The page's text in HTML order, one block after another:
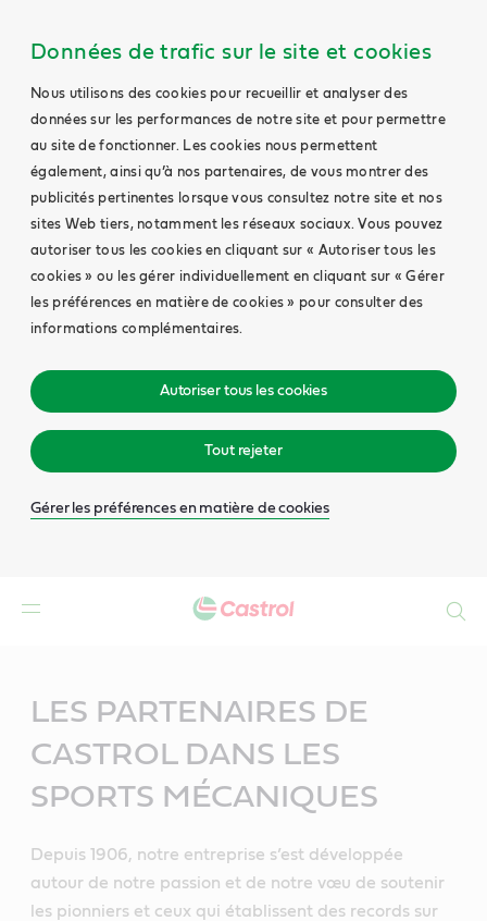
Données de trafic sur le site et cookies
Nous utilisons des cookies pour recueillir et analyser des
données sur les performances de notre site et pour permettre
au site de fonctionner. Les cookies nous permettent
également, ainsi qu’à nos partenaires, de vous montrer des
publicités pertinentes lorsque vous consultez notre site et nos
sites Web tiers, notamment les réseaux sociaux. Vous pouvez
autoriser tous les cookies en cliquant sur « Autoriser tous les
cookies » ou les gérer individuellement en cliquant sur « Gérer
les préférences en matière de cookies » pour consulter des
informations complémentaires.
Autoriser tous les cookies
Tout rejeter
Gérer les préférences en matière de cookies
LES PARTENAIRES DE
CASTROL DANS LES
SPORTS MÉCANIQUES
Depuis 1906, notre entreprise s’est développée
autour de notre passion et de notre vœu de soutenir
les pionniers et ceux qui établissent des records sur